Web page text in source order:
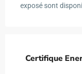
exposé sont
Certifique